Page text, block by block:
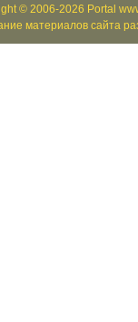
© 2006-2026 Portal
материалов сайта